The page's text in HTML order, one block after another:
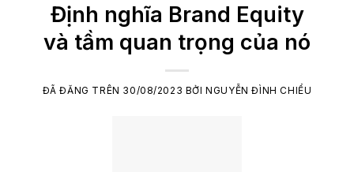
Định nghĩa Brand Equity
và tầm quan trọng của nó
ĐÃ ĐĂNG TRÊN 30/08/2023 BỞINGUYỄN ĐÌNH CHIỂU